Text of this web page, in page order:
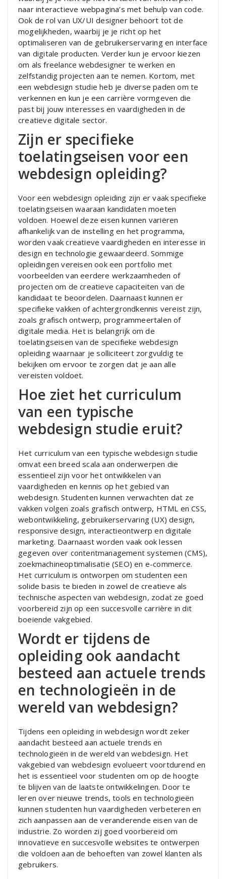
naar interactieve webpagina’s met behulp van code.
Ook de rol van UX/UI designer behoort tot de
mogelijkheden, waarbij je je richt op het
optimaliseren van de gebruikerservaring en interface
van digitale producten. Verder kun je ervoor kiezen
om als freelance webdesigner te werken en
zelfstandig projecten aan te nemen. Kortom, met
een webdesign studie heb je diverse paden om te
verkennen en kun je een carrière vormgeven die
past bij jouw interesses en vaardigheden in de
creatieve digitale sector.
Zijn er specifieke
toelatingseisen voor een
webdesign opleiding?
Voor een webdesign opleiding zijn er vaak specifieke
toelatingseisen waaraan kandidaten moeten
voldoen. Hoewel deze eisen kunnen variëren
afhankelijk van de instelling en het programma,
worden vaak creatieve vaardigheden en interesse in
design en technologie gewaardeerd. Sommige
opleidingen vereisen ook een portfolio met
voorbeelden van eerdere werkzaamheden of
projecten om de creatieve capaciteiten van de
kandidaat te beoordelen. Daarnaast kunnen er
specifieke vakken of achtergrondkennis vereist zijn,
zoals grafisch ontwerp, programmeertalen of
digitale media. Het is belangrijk om de
toelatingseisen van de specifieke webdesign
opleiding waarnaar je solliciteert zorgvuldig te
bekijken om ervoor te zorgen dat je aan alle
vereisten voldoet.
Hoe ziet het curriculum
van een typische
webdesign studie eruit?
Het curriculum van een typische webdesign studie
omvat een breed scala aan onderwerpen die
essentieel zijn voor het ontwikkelen van
vaardigheden en kennis op het gebied van
webdesign. Studenten kunnen verwachten dat ze
vakken volgen zoals grafisch ontwerp, HTML en CSS,
webontwikkeling, gebruikerservaring (UX) design,
responsive design, interactieontwerp en digitale
marketing. Daarnaast worden vaak ook lessen
gegeven over contentmanagement systemen (CMS),
zoekmachineoptimalisatie (SEO) en e-commerce.
Het curriculum is ontworpen om studenten een
solide basis te bieden in zowel de creatieve als
technische aspecten van webdesign, zodat ze goed
voorbereid zijn op een succesvolle carrière in dit
boeiende vakgebied.
Wordt er tijdens de
opleiding ook aandacht
besteed aan actuele trends
en technologieën in de
wereld van webdesign?
Tijdens een opleiding in webdesign wordt zeker
aandacht besteed aan actuele trends en
technologieën in de wereld van webdesign. Het
vakgebied van webdesign evolueert voortdurend en
het is essentieel voor studenten om op de hoogte
te blijven van de laatste ontwikkelingen. Door te
leren over nieuwe trends, tools en technologieën
kunnen studenten hun vaardigheden verbeteren en
zich aanpassen aan de veranderende eisen van de
industrie. Zo worden zij goed voorbereid om
innovatieve en succesvolle websites te ontwerpen
die voldoen aan de behoeften van zowel klanten als
gebruikers.